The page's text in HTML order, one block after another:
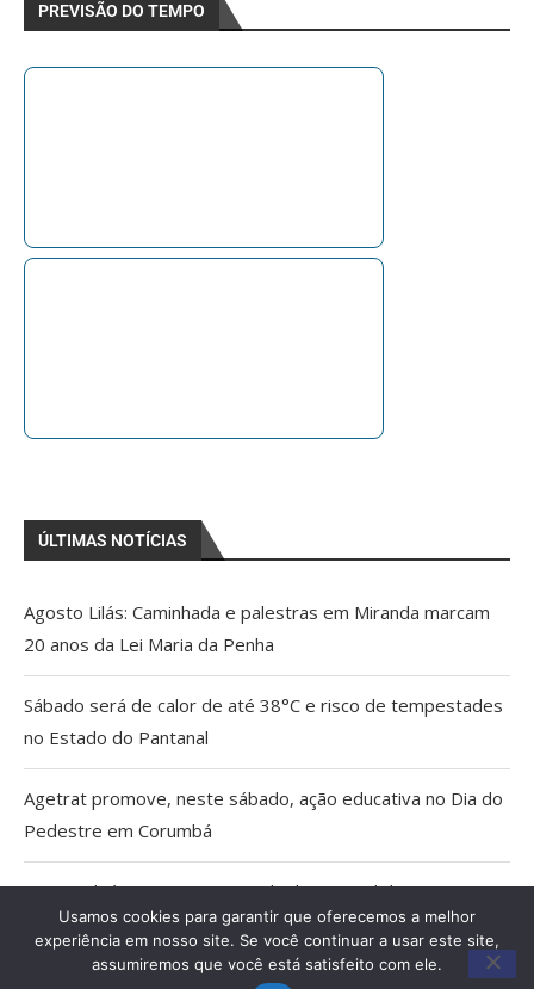
PREVISÃO DO TEMPO
ÚLTIMAS NOTÍCIAS
Agosto Lilás: Caminhada e palestras em Miranda marcam
20 anos da Lei Maria da Penha
Sábado será de calor de até 38°C e risco de tempestades
no Estado do Pantanal
Agetrat promove, neste sábado, ação educativa no Dia do
Pedestre em Corumbá
AGU pedirá na Justiça a retirada do Discord do ar
Pais estão menos presentes na criação de filhos, aponta
Usamos cookies para garantir que oferecemos a melhor
experiência em nosso site. Se você continuar a usar este site,
assumiremos que você está satisfeito com ele.